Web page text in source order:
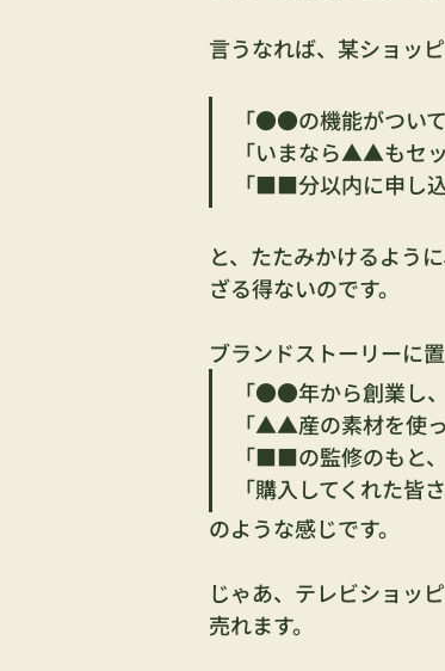
言うなれば、某ショッ
「●●の機能がついて
「いまなら▲▲もセ
「■■分以内に申し
と、たたみかけるよう
ざる得ないのです。
ブランドストーリーに置
「●●年から創業し
「▲▲産の素材を使っ
「■■の監修のもと
「購入してくれた皆
のような感じです。
じゃあ、テレビショッ
売れます。